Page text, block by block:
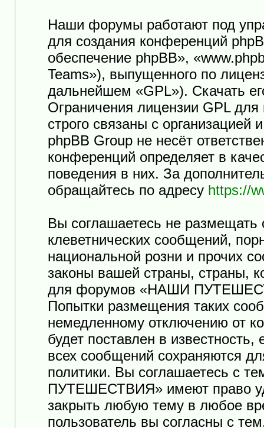
Наши форумы работают под
для создания конференций
обеспечение phpBB»,
Teams»), выпущенного по
дальнейшем «GPL»). Скачать
Ограничения лицензии GPL
строго связаны с
phpBB Group не несёт
конференций определяет в
поведения в них. За
обращайтесь по адресу https://
Вы соглашаетесь не
клеветнических сообщений,
национальной розни и прочих
законы вашей страны, страны,
для форумов «НАШИ
Попытки размещения таких
немедленному отключению от
будет поставлен в
всех сообщений сохраняются
политики. Вы соглашаетесь с
ПУТЕШЕСТВИЯ» имеют право
закрыть любую тему в любое
пользователь вы согласны с